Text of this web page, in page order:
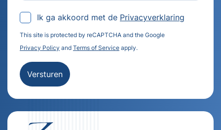
Ik ga akkoord met de Privacyverklaring
This site is protected by reCAPTCHA and the Google
Privacy Policy and Terms of Service apply.
Versturen